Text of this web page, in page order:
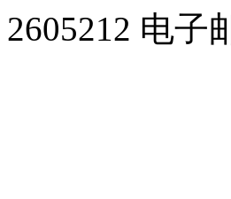
2605212 电子